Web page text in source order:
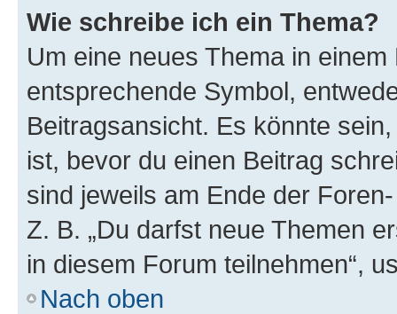
Wie schreibe ich ein Thema?
Um eine neues Thema in
entsprechende Symbol,
Beitragsansicht. Es könnte
ist, bevor du einen Beitrag
sind jeweils am Ende der
Z. B. „Du darfst neue Themen
in diesem Forum teilnehmen“,
Nach oben